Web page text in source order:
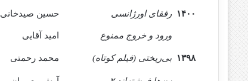
۱۴۰۰
رفقای اورژانسی حسین صیدخانی
۱۳۹۸
ورود و خروج ممنوع امید آقایی
بی‌ریختی (فیلم کوتاه) محمد رحمتی